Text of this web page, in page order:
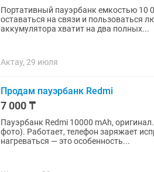
Портативный пауэрбанк емкостью 10
оставаться на связи и
аккумулятора хватит на два полных...
Актау, 29 июля
Продам пауэрбанк Redmi
7 000 ₸
Пауэрбанк Redmi 10000 mAh, оригинал. Состояние б/у, есть царапины на корпусе (видно на
фото). Работает, телефон заряжает
нагреваться — это особенность...